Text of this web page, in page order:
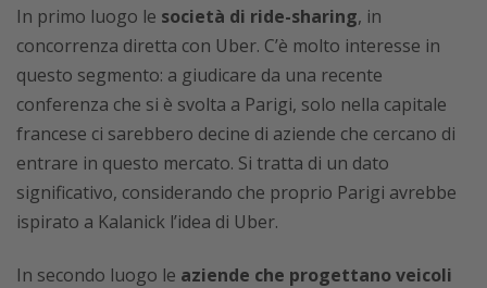
In primo luogo le società di ride-sharing, in
concorrenza diretta con Uber. C’è molto interesse in
questo segmento: a giudicare da una recente
conferenza che si è svolta a Parigi, solo nella capitale
francese ci sarebbero decine di aziende che cercano di
entrare in questo mercato. Si tratta di un dato
significativo, considerando che proprio Parigi avrebbe
ispirato a Kalanick l’idea di Uber.
In secondo luogo le aziende che progettano veicoli